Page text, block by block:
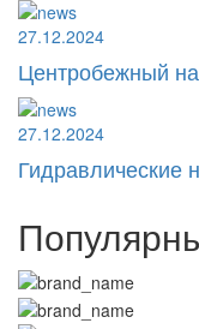
27.12.2024
Центробежный
27.12.2024
Гидравлические